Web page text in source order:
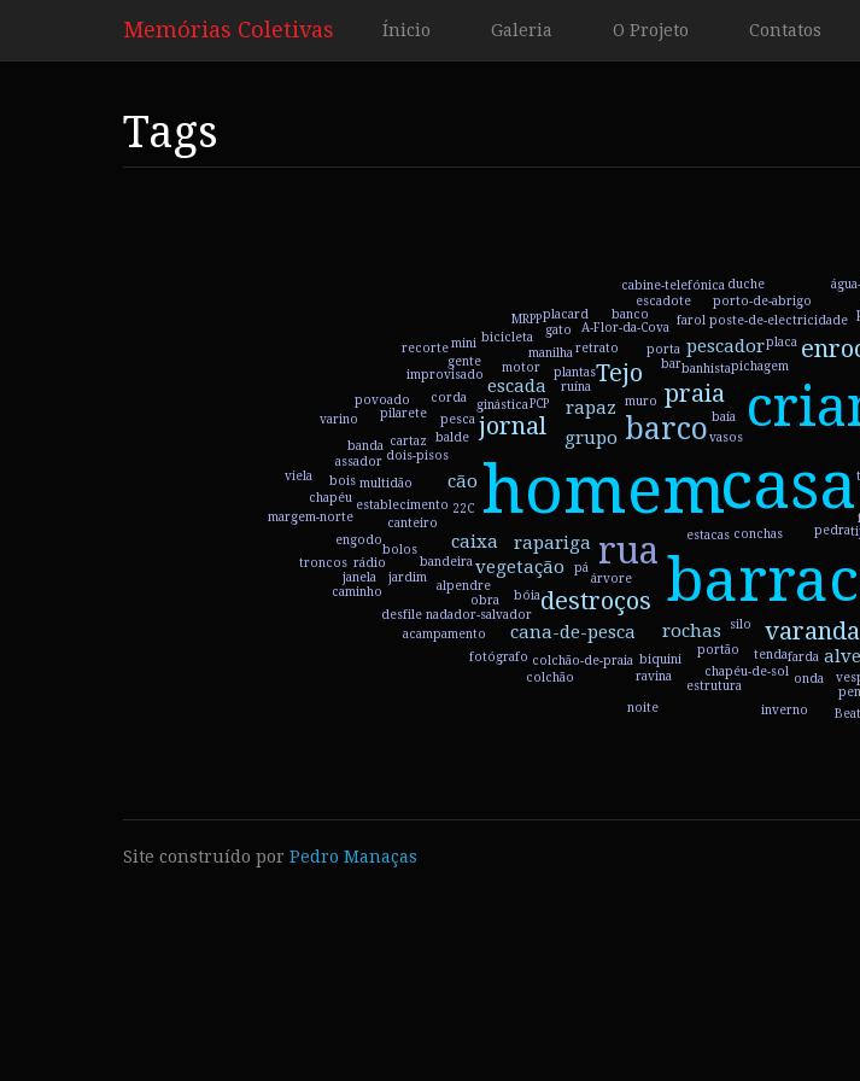
Memórias Coletivas Ínicio Galeria O Projeto Contatos
Tags
casa
homem
rua
barco
praia
varanda
destroços
jornal
Tejo
grupo
vegetação
rapariga
rapaz
rochas
pescador
cão
escada
caixa
cana-de-pesca
pedra
establecimento
estacas
muro
baía
alpendre
conchas
banhista
dois-pisos
poste-de-electricidade
portão
árvore
pichagem
retrato
tenda
pesca
bandeira
canteiro
chapéu-de-sol
obra
multidão
A-Flor-da-Cova
ginástica
bolos
farda
placa
colchão-de-praia
motor
balde
bóia
vasos
cartaz
pilarete
pá
biquini
porto-de-abrigo
ravina onda
nadador-salvador
corda
improvisado
gente
gato
assador
banda
silo
bar
porta
escadote
farol
PCP
fotógrafo
rádio
jardim
engodo
chapéu
acampamento
placard
povoado
janela
plantas
estrutura
MRPP
ruína
mini
manilha
banco
bois
22C
margem-norte
viela
caminho
inverno
bicicleta
duche
cabine-telefónica
colchão
desfile
noite
recorte
troncos
varino
Site construído por Pedro Manaças